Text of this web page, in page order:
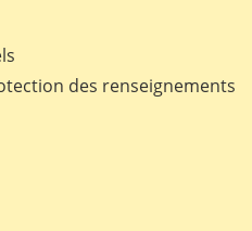
des renseignements